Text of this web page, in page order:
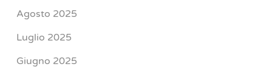
Agosto 2025
Luglio 2025
Giugno 2025